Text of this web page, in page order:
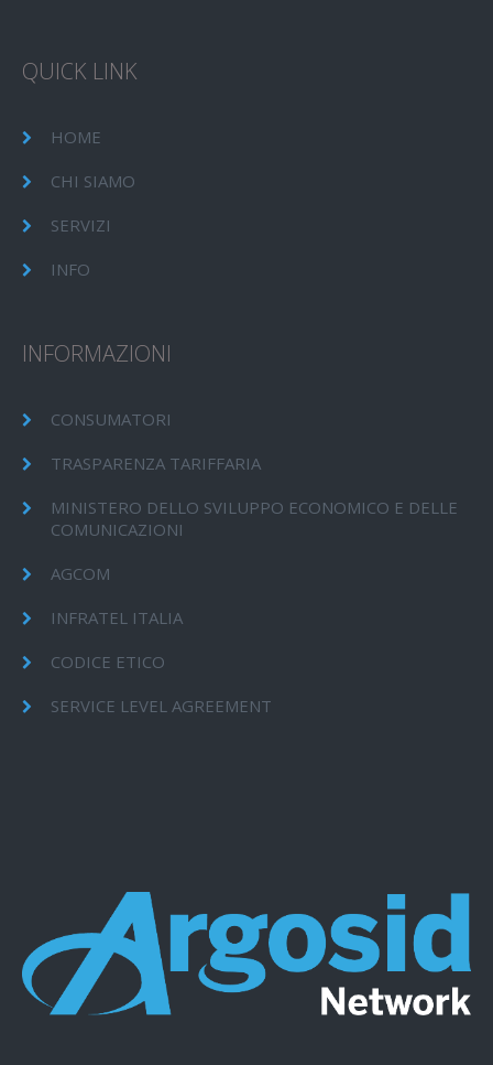
QUICK LINK
HOME
CHI SIAMO
SERVIZI
INFO
INFORMAZIONI
CONSUMATORI
TRASPARENZA TARIFFARIA
MINISTERO DELLO SVILUPPO ECONOMICO E DELLE
COMUNICAZIONI
AGCOM
INFRATEL ITALIA
CODICE ETICO
SERVICE LEVEL AGREEMENT